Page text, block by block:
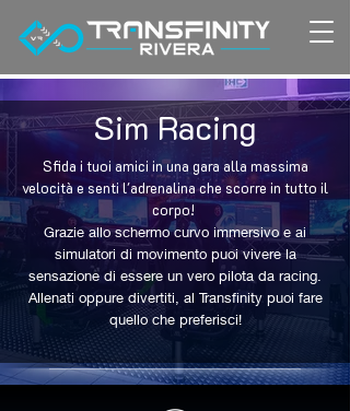
Sim Racing
Sfida i tuoi amici in una gara alla massima
velocità e senti l'adrenalina che scorre in tutto il
corpo!
Grazie allo schermo curvo immersivo e ai
simulatori di movimento puoi vivere la
sensazione di essere un vero pilota da racing.
Allenati oppure divertiti, al Transfinity puoi fare
quello che preferisci!